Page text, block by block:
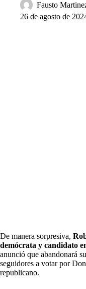
Fausto
26 de agosto de
De manera sorpresiva,
demócrata y candidato
anunció que abandonará
seguidores a votar por
republicano.